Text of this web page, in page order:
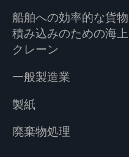
船舶への効率的な貨物
積み込みのための海上
クレーン
一般製造業
製紙
廃棄物処理